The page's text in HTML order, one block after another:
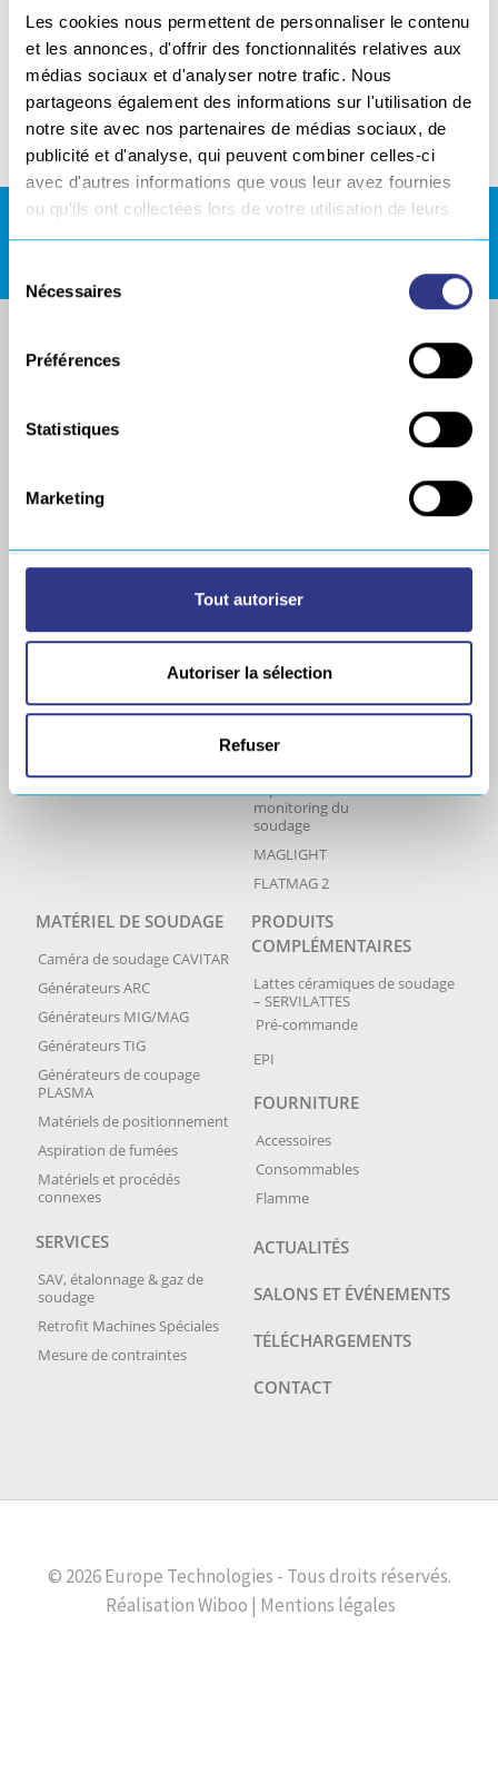
Les cookies nous permettent de personnaliser le contenu
et les annonces, d'offrir des fonctionnalités relatives aux
médias sociaux et d'analyser notre trafic. Nous
partageons également des informations sur l'utilisation de
notre site avec nos partenaires de médias sociaux, de
publicité et d'analyse, qui peuvent combiner celles-ci
avec d'autres informations que vous leur avez fournies
ou qu'ils ont collectées lors de votre utilisation de leurs
services.
du Nécessaires
Préférences
Statistiques
Marketing
Tout autoriser
Autoriser la sélection
Refuser
être pilotés à distance et comprennent de nombreuses
fonctionnalités comme l’apprentissage de trajectoire, le
stick out automatique, l’édition de script…
Partager
ESPACE DE TÉLÉCHARGEMENTS
SOCIÉTÉ
Nos marchés
Revue de presse
protection des données
MÉCANISATION
Chariots SERVIBOT
– Gamme Originale
Chariots SERVIBOT
GLUMAG® EVO
TRACKMAG® EVO
RAILMAG® 60 EVO
SERVICAM,
supervision et
monitoring du
soudage
MAGLIGHT
FLATMAG 2
MATÉRIEL DE SOUDAGE
Caméra de soudage CAVITAR
Générateurs ARC
Générateurs MIG/MAG
Générateurs TIG
Générateurs de coupage
PLASMA
Matériels de positionnement
Aspiration de fumées
Matériels et procédés
connexes
PRODUITS
COMPLÉMENTAIRES
Lattes céramiques de soudage
– SERVILATTES
Pré-commande
EPI
FOURNITURE
Accessoires
Consommables
Flamme
SERVICES
SAV, étalonnage & gaz de
soudage
Retrofit Machines Spéciales
Mesure de contraintes
ACTUALITÉS
SALONS ET ÉVÉNEMENTS
TÉLÉCHARGEMENTS
CONTACT
© 2026 Europe Technologies - Tous droits réservés.
RéalisationWiboo | Mentions légales